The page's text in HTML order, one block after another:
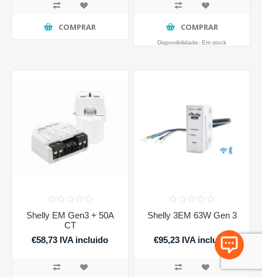
COMPRAR COMPRAR
Disponibilidade: Em stock
Shelly EM Gen3 + 50A
CT
€58,73 IVA incluido
Shelly 3EM 63W Gen 3
€95,23 IVA incluido